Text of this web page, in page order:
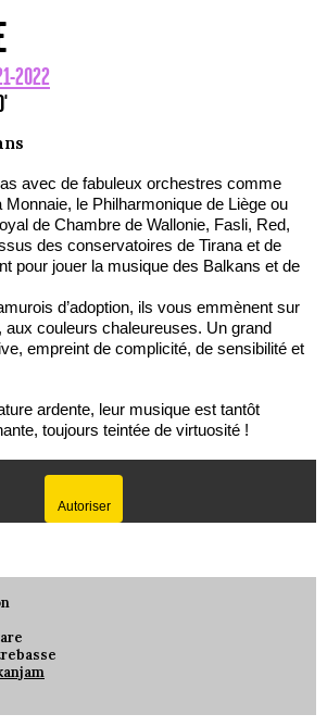
2022
avec de fabuleux orchestres comme
Monnaie, le Philharmonique de Liège ou
de Chambre de Wallonie, Fasli, Red,
des conservatoires de Tirana et de
pour jouer la musique des Balkans et de
d’adoption, ils vous emmènent sur
couleurs chaleureuses. Un grand
empreint de complicité, de sensibilité et
ardente, leur musique est tantôt
toujours teintée de virtuosité !
Autoriser